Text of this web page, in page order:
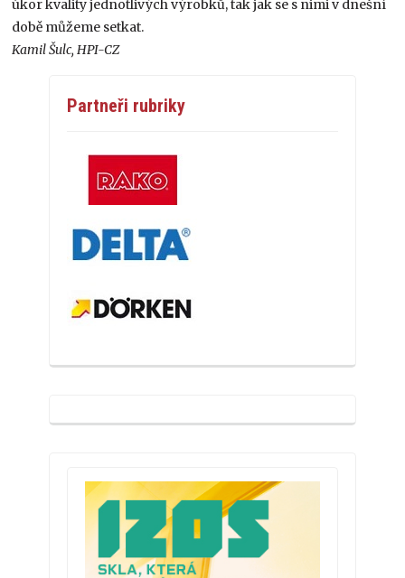
úkor kvality jednotlivých výrobků, tak jak se s nimi v dnešní
době můžeme setkat.
Kamil Šulc, HPI-CZ
Partneři rubriky